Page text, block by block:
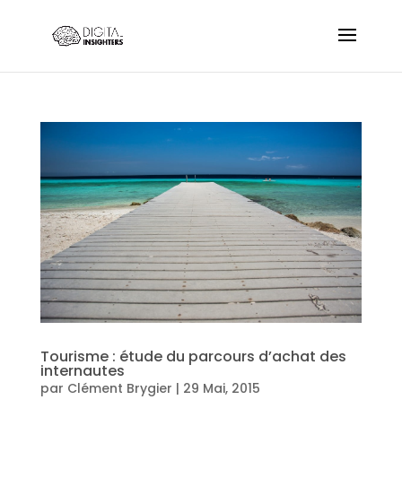
Tourisme : étude du parcours d’achat des
internautes
par Clément Brygier | 29 Mai, 2015